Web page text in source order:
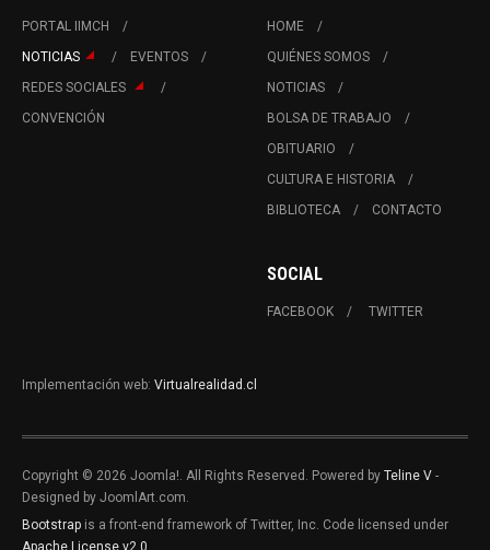
PORTAL IIMCH
NOTICIAS
EVENTOS
REDES SOCIALES
CONVENCIÓN
HOME
QUIÉNES SOMOS
NOTICIAS
BOLSA DE TRABAJO
OBITUARIO
CULTURA E HISTORIA
BIBLIOTECA
CONTACTO
SOCIAL
FACEBOOK TWITTER
Implementación web: Virtualrealidad.cl
Copyright © 2026 Joomla!. All Rights Reserved. Powered by Teline V -
Designed by JoomlArt.com.
Bootstrap is a front-end framework of Twitter, Inc. Code licensed under
Apache License v2.0